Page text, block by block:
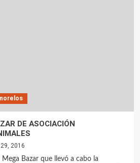
DE ASOCIACIÓN
2016
Bazar que llevó a cabo la